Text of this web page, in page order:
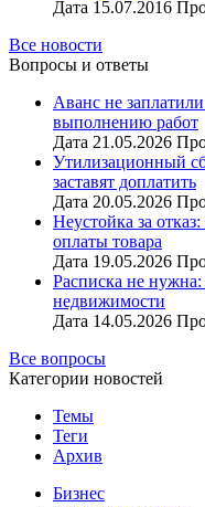
Дата 15.07.2016
Все новости
Вопросы и ответы
Аванс не
выполнению работ
Дата 21.05.2026
Утилизационный
заставят доплатить
Дата 20.05.2026
Неустойка за
оплаты товара
Дата 19.05.2026
Расписка не нужна:
недвижимости
Дата 14.05.2026
Все вопросы
Категории новостей
Темы
Теги
Архив
Бизнес